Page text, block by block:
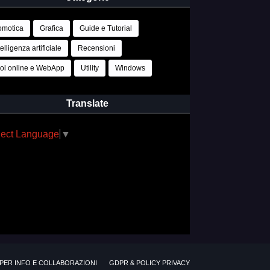
Grafica Guide e Tutorial
artificiale Recensioni
online e WebApp Utility Windows
Translate
Language ▼
PER INFO E COLLABORAZIONI GDPR & POLICY PRIVACY